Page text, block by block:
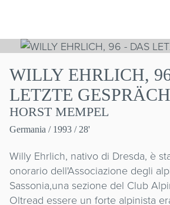
WILLY EHRLICH,
LETZTE GESPRÄCH
HORST MEMPEL
Germania / 1993 / 28'
Willy Ehrlich, nativo di Dresda, è
onorario dell'Associazione degli
Sassonia,una sezione del Club
Oltread essere un forte alpinista